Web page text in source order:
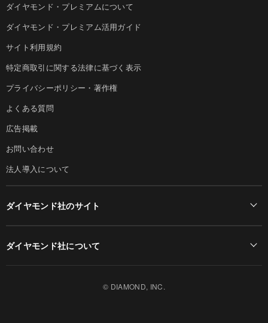
ダイヤモンド・プレミアムについて
ダイヤモンド・プレミアム活用ガイド
サイト利用規約
特定商取引に関する法律に基づく表示
プライバシーポリシー・著作権
よくある質問
広告掲載
お問い合わせ
法人導入について
ダイヤモンド社のサイト
ダイヤモンド社について
© DIAMOND, INC.